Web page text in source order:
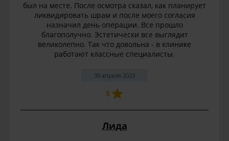
был на месте. После осмотра сказал, как планирует
ликвидировать шрам и после моего согласия
назначил день операции. Все прошло
благополучно. Эстетически все выглядит
великолепно. Так что довольна - в клинике
работают классные специалисты.
30 апреля 2023
5
Лида